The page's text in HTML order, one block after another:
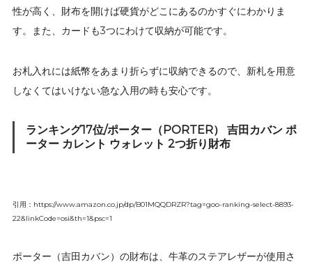
性が高く、財布を開けば硬貨がどこにあるのかすぐにわかりま
す。また、カードも3つにわけて収納が可能です。
お札入れには紙幣をあまり折らずに収納できるので、新札を用意
しなくてはいけない急な入用の時も安心です。
ランキング17位/ポーター（PORTER） 吉田カバン ポ
ーター カレント ウォレット 2つ折り財布
引用：https://www.amazon.co.jp/dp/B01MQQDRZR?tag=goo-ranking-select-8893-
22&linkCode=osi&th=1&psc=1
ポーター（吉田カバン）の財布は、牛革のステアレザーが使用さ